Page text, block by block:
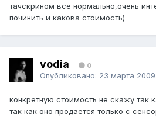
тачскрином все нормально,очень
починить и какова стоимость)
vodia 0
Опубликовано: 23 марта 2009
конкретную стоимость не скажу так
так как оно продается только с